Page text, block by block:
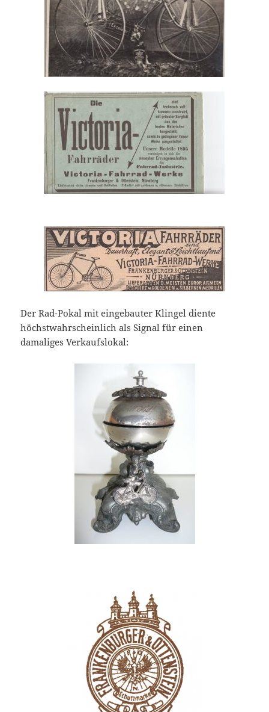
Der Rad-Pokal mit eingebauter Klingel diente
höchstwahrscheinlich als Signal für einen
damaliges Verkaufslokal: